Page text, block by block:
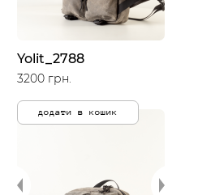
Yolit_2788
3200 грн.
додати в кошик